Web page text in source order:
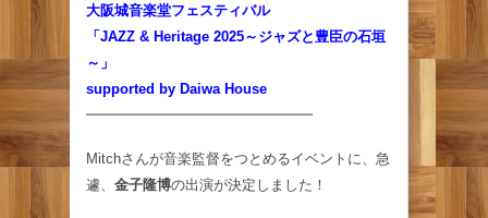
大阪城音楽堂フェスティバル
「JAZZ & Heritage 2025～ジャズと豊臣の石垣
～」
supported by Daiwa House
━━━━━━━━━━━━━━━━
Mitchさんが音楽監督をつとめるイベントに、急
遽、 金子隆博の出演が決定しました！